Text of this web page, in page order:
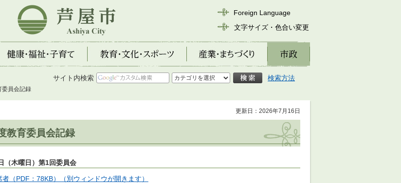
芦屋市
Foreign Language
文字サイズ・色合い変更
・福祉・子育て 教育・文化・スポーツ 産業・まちづくり 市政
サイト内検索 検索方法
委員会記録
更新日：2026年7月16日
教育委員会記録
（木曜日）第1回委員会
者（PDF：78KB）（別ウィンドウが開きます）